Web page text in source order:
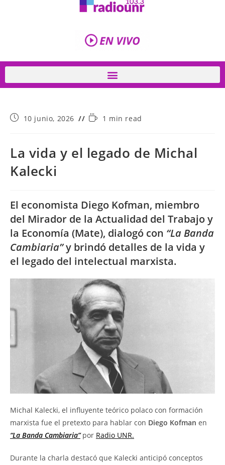
10 junio, 2026 1 min read
La vida y el legado de Michal
Kalecki
El economista Diego Kofman, miembro
del Mirador de la Actualidad del Trabajo y
la Economía (Mate), dialogó con “La Banda
Cambiaria”y brindó detalles de la vida y
el legado del intelectual marxista.
Michal Kalecki, el influyente teórico polaco con formación
marxista fue el pretexto para hablar con Diego Kofman en
“La Banda Cambiaria”por Radio UNR.
Durante la charla destacó que Kalecki anticipó conceptos